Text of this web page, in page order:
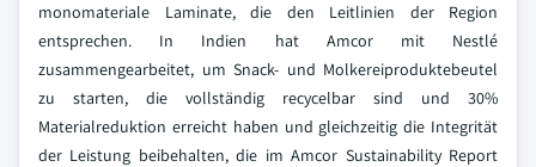
monomateriale Laminate, die den Leitlinien der Region
entsprechen. In Indien hat Amcor mit Nestlé
zusammengearbeitet, um Snack- und Molkereiproduktebeutel
zu starten, die vollständig recycelbar sind und 30%
Materialreduktion erreicht haben und gleichzeitig die Integrität
der Leistung beibehalten, die im Amcor Sustainability Report